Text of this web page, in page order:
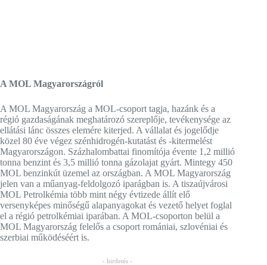
A MOL Magyarországról
A MOL Magyarország a MOL-csoport tagja, hazánk és a
régió gazdaságának meghatározó szereplője, tevékenysége az
ellátási lánc összes elemére kiterjed. A vállalat és jogelődje
közel 80 éve végez szénhidrogén-kutatást és -kitermelést
Magyarországon. Százhalombattai finomítója évente 1,2 millió
tonna benzint és 3,5 millió tonna gázolajat gyárt. Mintegy 450
MOL benzinkút üzemel az országban. A MOL Magyarország
jelen van a műanyag-feldolgozó iparágban is. A tiszaújvárosi
MOL Petrolkémia több mint négy évtizede állít elő
versenyképes minőségű alapanyagokat és vezető helyet foglal
el a régió petrolkémiai iparában. A MOL-csoporton belül a
MOL Magyarország felelős a csoport romániai, szlovéniai és
szerbiai működéséért is.
- hirdetés -